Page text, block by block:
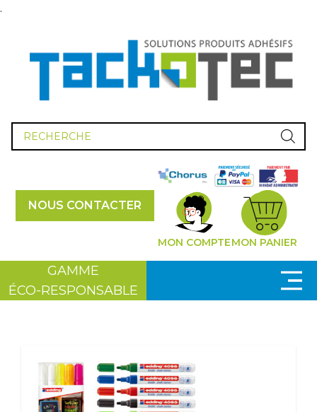
.
Recherche
de
produits
NOUS CONTACTER
MON COMPTEMON PANIER
GAMME
ÉCO-RESPONSABLE